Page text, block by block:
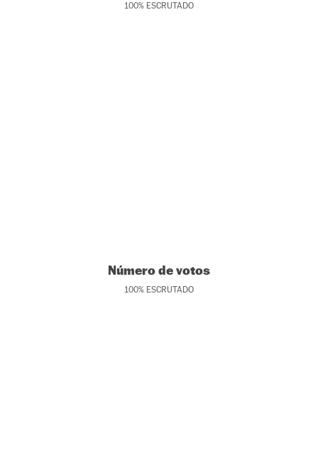
100% ESCRUTADO
Número de votos
100% ESCRUTADO